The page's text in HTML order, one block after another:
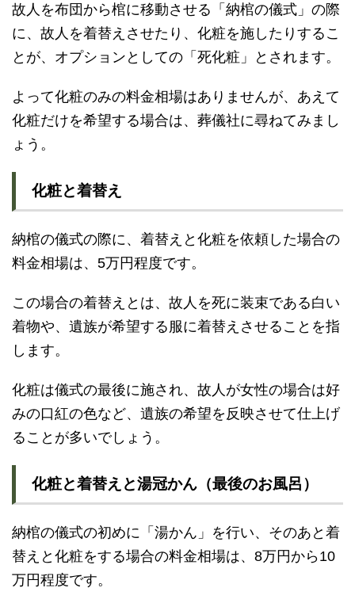
故人を布団から棺に移動させる「納棺の儀式」の際
に、故人を着替えさせたり、化粧を施したりするこ
とが、オプションとしての「死化粧」とされます。
よって化粧のみの料金相場はありませんが、あえて
化粧だけを希望する場合は、葬儀社に尋ねてみまし
ょう。
化粧と着替え
納棺の儀式の際に、着替えと化粧を依頼した場合の
料金相場は、5万円程度です。
この場合の着替えとは、故人を死に装束である白い
着物や、遺族が希望する服に着替えさせることを指
します。
化粧は儀式の最後に施され、故人が女性の場合は好
みの口紅の色など、遺族の希望を反映させて仕上げ
ることが多いでしょう。
化粧と着替えと湯冠かん（最後のお風呂）
納棺の儀式の初めに「湯かん」を行い、そのあと着
替えと化粧をする場合の料金相場は、8万円から10
万円程度です。